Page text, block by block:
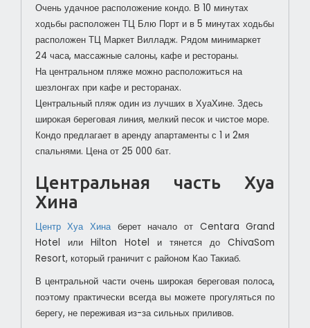
Очень удачное расположение кондо. В 10 минутах
ходьбы расположен ТЦ Блю Порт и в 5 минутах ходьбы
расположен ТЦ Маркет Вилладж. Рядом минимаркет
24 часа, массажные салоны, кафе и рестораны.
На центральном пляже можно расположиться на
шезлонгах при кафе и ресторанах.
Центральный пляж один из лучших в ХуаХине. Здесь
широкая береговая линия, мелкий песок и чистое море.
Кондо предлагает в аренду апартаменты с 1 и 2мя
спальнями. Цена от 25 000 бат.
Центральная часть Хуа
Хина
Центр Хуа Хинаберет начало от Centara Grand
Hotel или Hilton Hotel и тянется до ChivaSom
Resort, который граничит с районом Као Такиаб.
В центральной части очень широкая береговая полоса,
поэтому практически всегда вы можете прогуляться по
берегу, не переживая из-за сильных приливов.